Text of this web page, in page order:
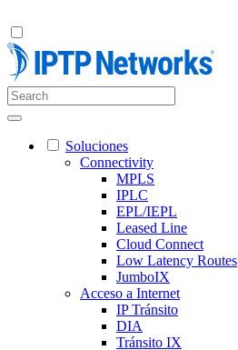
Soluciones
Connectivity
MPLS
IPLC
EPL/IEPL
Leased Line
Cloud Connect
Low Latency Routes
JumboIX
Acceso a Internet
IP Tránsito
DIA
Tránsito IX